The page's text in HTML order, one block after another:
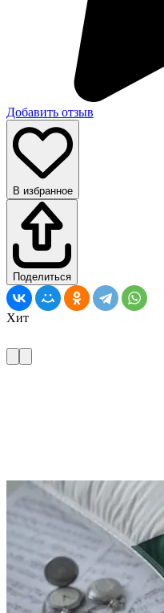
Добавить отзыв
В избранное
Поделиться
Хит